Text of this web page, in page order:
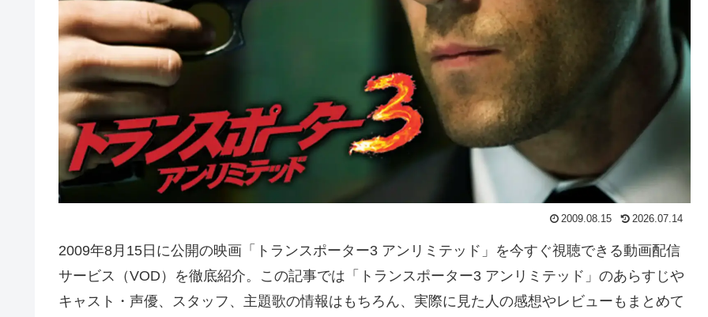
2009.08.15 2026.07.14
2009年8月15日に公開の映画「トランスポーター3 アンリミテッド」を今すぐ視聴できる動画配信
サービス（VOD）を徹底紹介。この記事では「トランスポーター3 アンリミテッド」のあらすじや
キャスト・声優、スタッフ、主題歌の情報はもちろん、実際に見た人の感想やレビューもまとめて